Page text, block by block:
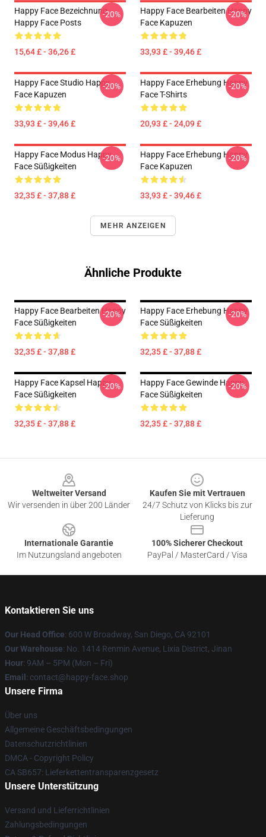
Happy Face Bezeichnung
Happy Face Posts
15,64 £ - 36,26 £
-20%
Happy Face Bearbeiten Happy
Face Kapuzen
33,93 £ - 39,46 £
-20%
Happy Face Studio Happy
Face Kapuzen
33,93 £ - 39,46 £
-20%
Happy Face Erhebung Happy
Face T-Shirts
20,93 £ - 24,09 £
-20%
Happy Face Modus Happy
Face Süßigkeiten
32,35 £ - 37,88 £
-20%
Happy Face Erhebung Happy
Face Kapuzen
33,93 £ - 39,46 £
-20%
MEHR ANZEIGEN
Ähnliche Produkte
Happy Face Bearbeiten Happy
Face Süßigkeiten
32,35 £ - 37,88 £
-20%
Happy Face Erhebung Happy
Face Süßigkeiten
32,35 £ - 37,88 £
-20%
Happy Face Kapsel Happy
Face Süßigkeiten
32,35 £ - 37,88 £
-20%
Happy Face Gewinde Happy
Face Süßigkeiten
32,35 £ - 37,88 £
-20%
Weltweiter Versand
Wir versenden in über 200 Länder
Kaufen Sie mit Vertrauen
24/7 Schutz von Klicks bis zur
Lieferung
Internationale Garantie
Im Nutzungsland angeboten
100% Sicherer Checkout
PayPal / MasterCard / Visa
Kontaktieren Sie uns
Our Head Office: 600 W Broadway, San Diego, CA 92101
Our Warehouse: No. 1414 Renmin Avenue, Lixia District, Jinan
Hour: 9AM – 5PM (Mon – Fri)
Email : contact@happy-face.shop
Unsere Firma
Über uns
Allgemeine Geschäftsbedingungen
Datenschutzrichtlinien
DMCA - Copyright Policy
CA SB657: Lieferkettentransparenzgesetz
Unsere Unterstützung
Versand und Lieferrichtlinien
Zahlungsbedingungen